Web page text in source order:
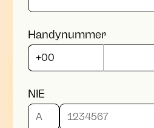
Handynummer
NIE